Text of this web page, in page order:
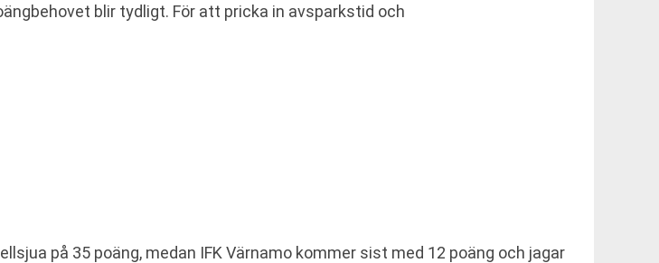
blir tydligt. För att pricka in avsparkstid och
på 35 poäng, medan IFK Värnamo kommer sist med 12 poäng och jagar